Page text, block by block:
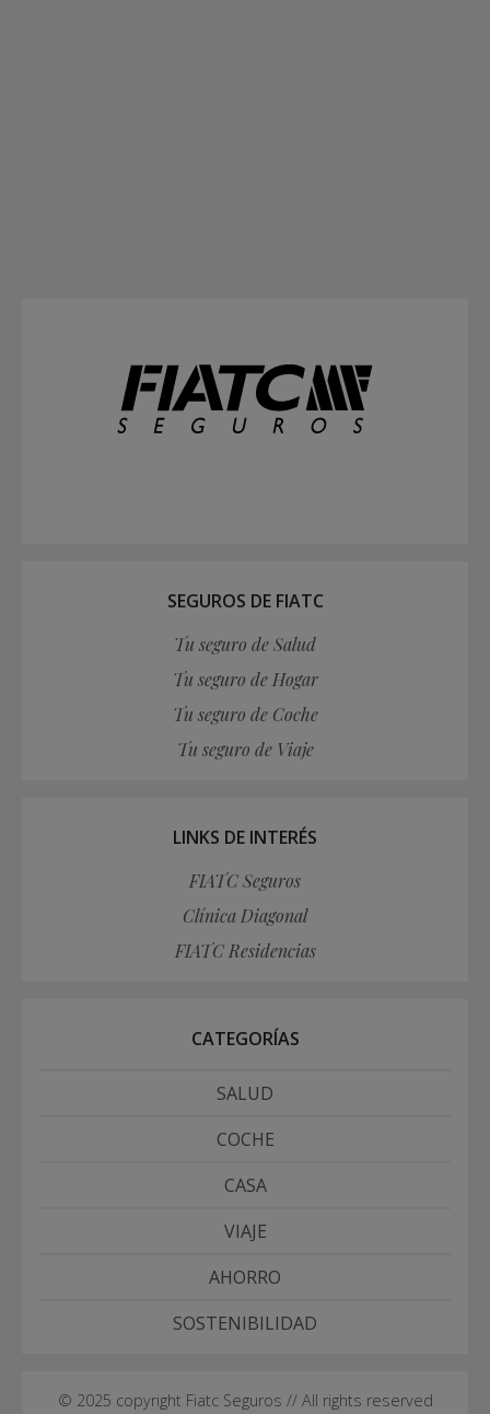
SEGUROS DE FIATC
Tu seguro de Salud
Tu seguro de Hogar
Tu seguro de Coche
Tu seguro de Viaje
LINKS DE INTERÉS
FIATC Seguros
Clínica Diagonal
FIATC Residencias
CATEGORÍAS
SALUD
COCHE
CASA
VIAJE
AHORRO
SOSTENIBILIDAD
© 2025 copyright Fiatc Seguros // All rights reserved